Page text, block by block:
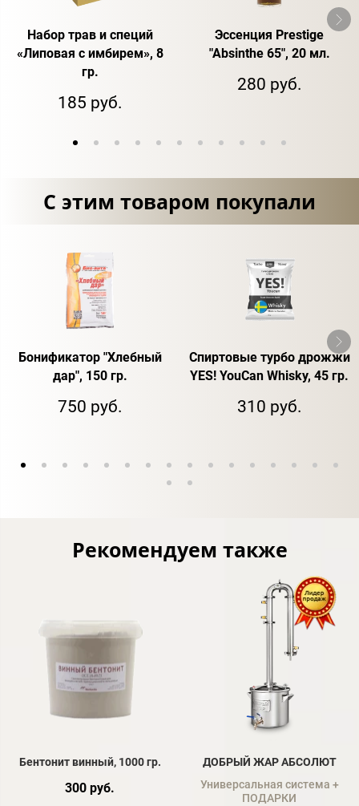
Набор трав и специй
«Липовая с имбирем», 8
гр.
185 руб.
Эссенция Prestige
"Absinthe 65", 20 мл.
280 руб.
С этим товаром покупали
Бонификатор "Хлебный
дар", 150 гр.
750 руб.
Спиртовые турбо дрожжи
YES! YouCan Whisky, 45 гр.
310 руб.
Рекомендуем также
Бентонит винный, 1000 гр.
300 руб.
ДОБРЫЙ ЖАР АБСОЛЮТ
Универсальная система +
ПОДАРКИ